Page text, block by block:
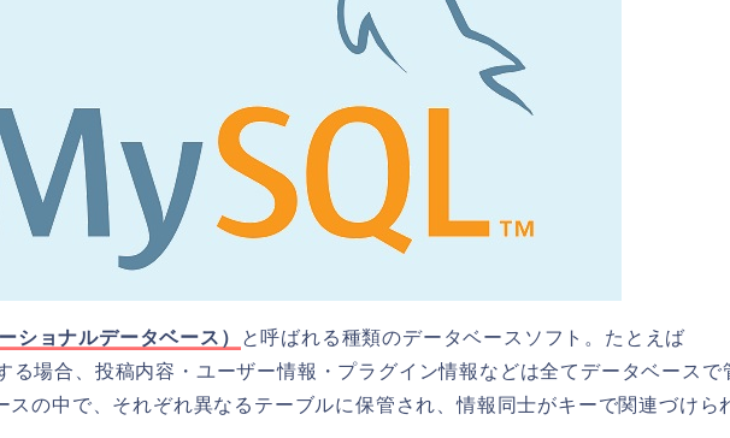
ョナルデータベース） と呼ばれる種類のデータベースソフト。たとえば
る場合、投稿内容・ユーザー情報・プラグイン情報などは全てデータベースで
スの中で、それぞれ異なるテーブルに保管され、情報同士がキーで関連づけら